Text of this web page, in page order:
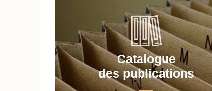
Catalogue
des publications